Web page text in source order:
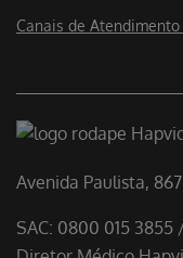
Avenida Paulista, 867
SAC: 0800 015 3855
Canais de